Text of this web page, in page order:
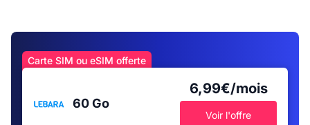
Carte SIM ou eSIM offerte
60 Go
6,99€/mois
Voir l'offre